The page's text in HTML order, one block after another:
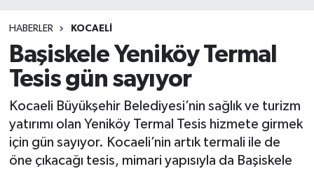
HABERLER KOCAELİ
Başiskele Yeniköy Termal
Tesis gün sayıyor
Kocaeli Büyükşehir Belediyesi’nin sağlık ve turizm
yatırımı olan Yeniköy Termal Tesis hizmete girmek
için gün sayıyor. Kocaeli’nin artık termali ile de
öne çıkacağı tesis, mimari yapısıyla da Başiskele